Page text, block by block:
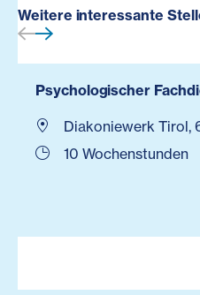
Weitere interessante
Psychologischer
Diakoniewerk Tirol,
10 Wochenstunden